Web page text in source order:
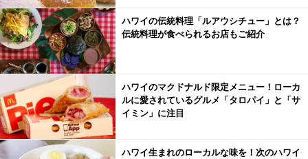
ハワイの伝統料理「ルアウシチュー」とは？
伝統料理が食べられるお店もご紹介
ハワイのマクドナルド限定メニュー！ローカ
ルに愛されているグルメ「タロパイ」と「サ
イミン」に注目
ハワイ生まれのローカルな味を！次のハワイ